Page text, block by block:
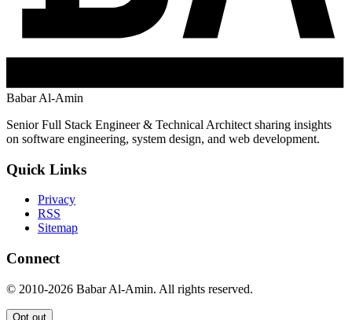
Babar Al-Amin
Senior Full Stack Engineer & Technical Architect sharing insights
on software engineering, system design, and web development.
Quick Links
Privacy
RSS
Sitemap
Connect
© 2010-2026 Babar Al-Amin. All rights reserved.
Opt out